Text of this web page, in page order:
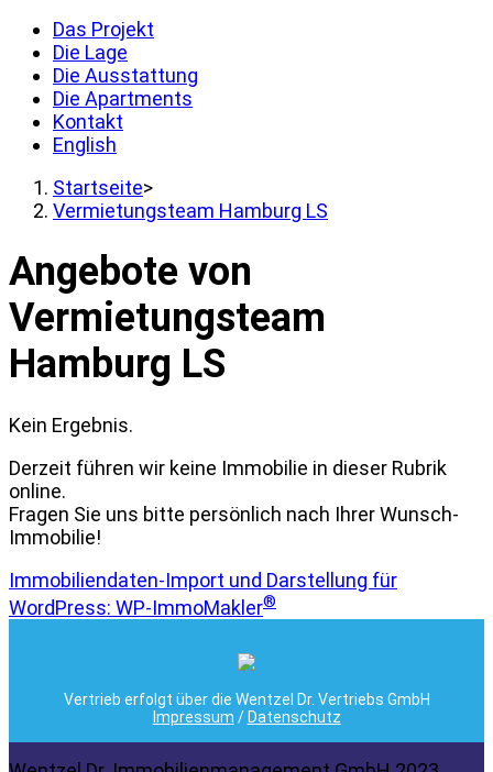
Das Projekt
Die Lage
Die Ausstattung
Die Apartments
Kontakt
English
Startseite>
Vermietungsteam Hamburg LS
Angebote von
Vermietungsteam
Hamburg LS
Kein Ergebnis.
Derzeit führen wir keine Immobilie in dieser Rubrik
online.
Fragen Sie uns bitte persönlich nach Ihrer Wunsch-
Immobilie!
Immobiliendaten-Import und Darstellung für
WordPress: WP-ImmoMakler®
Vertrieb erfolgt über die Wentzel Dr. Vertriebs GmbH
Impressum / Datenschutz